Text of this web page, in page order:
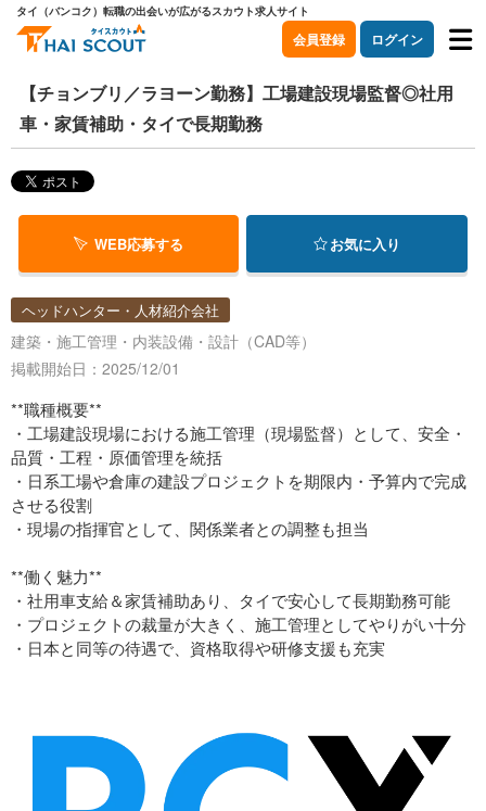
タイ（バンコク）転職の出会いが広がるスカウト求人サイト
会員登録 ログイン
【チョンブリ／ラヨーン勤務】工場建設現場監督◎社用
車・家賃補助・タイで長期勤務
WEB応募する お気に入り
ヘッドハンター・人材紹介会社
建築・施工管理・内装設備・設計（CAD等）
掲載開始日：2025/12/01
**職種概要**
・工場建設現場における施工管理（現場監督）として、安全・
品質・工程・原価管理を統括
・日系工場や倉庫の建設プロジェクトを期限内・予算内で完成
させる役割
・現場の指揮官として、関係業者との調整も担当
**働く魅力**
・社用車支給＆家賃補助あり、タイで安心して長期勤務可能
・プロジェクトの裁量が大きく、施工管理としてやりがい十分
・日本と同等の待遇で、資格取得や研修支援も充実